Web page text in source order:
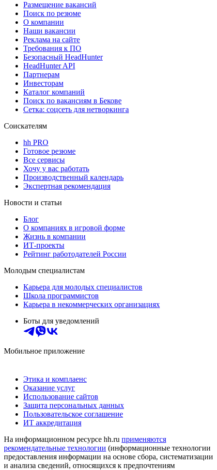
Размещение вакансий
Поиск по резюме
О компании
Наши вакансии
Реклама на сайте
Требования к ПО
Безопасный HeadHunter
HeadHunter API
Партнерам
Инвесторам
Каталог компаний
Поиск по вакансиям в Бекове
Сетка: соцсеть для нетворкинга
Соискателям
hh PRO
Готовое резюме
Все сервисы
Хочу у вас работать
Производственный календарь
Экспертная рекомендация
Новости и статьи
Блог
О компаниях в игровой форме
Жизнь в компании
ИТ-проекты
Рейтинг работодателей России
Молодым специалистам
Карьера для молодых специалистов
Школа программистов
Карьера в некоммерческих организациях
Боты для уведомлений
Мобильное приложение
Этика и комплаенс
Оказание услуг
Использование сайтов
Защита персональных данных
Пользовательское соглашение
ИТ аккредитация
На информационном ресурсе hh.ru применяются
рекомендательные технологии (информационные технологии
предоставления информации на основе сбора, систематизации
и анализа сведений, относящихся к предпочтениям